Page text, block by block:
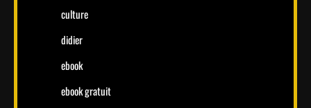
culture
didier
ebook
ebook gratuit